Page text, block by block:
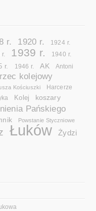
r. 1920 r. 1924 r.
1939 r. 1940 r.
r. 1946 r. AK
Antoni
kolejowy
Kościuszki Harcerze
Kolej koszary
Pańskiego
Powstanie Styczniowe
Łuków Żydzi